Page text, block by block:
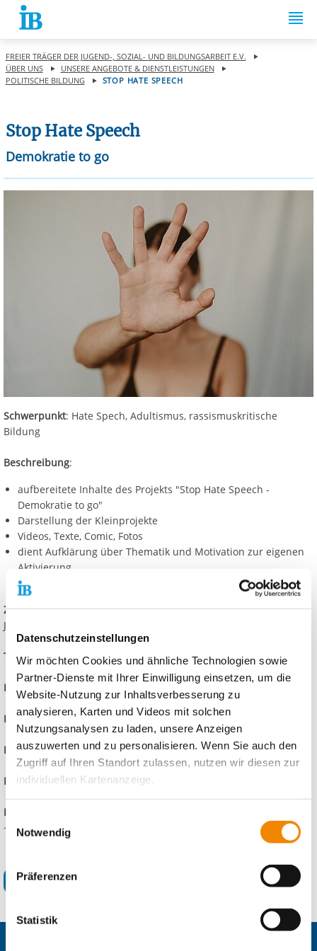
Datenschutzeinstellungen
Wir möchten Cookies und ähnliche Technologien sowie
Partner-Dienste mit Ihrer Einwilligung einsetzen, um die
Website-Nutzung zur Inhaltsverbesserung zu
analysieren, Karten und Videos mit solchen
Nutzungsanalysen zu laden, unsere Anzeigen
auszuwerten und zu personalisieren. Wenn Sie auch den
Zugriff auf Ihren Standort zulassen, nutzen wir diesen zur
individuellen Kartenanzeige.
unsere Partner Daten wie Ihre IP-Adresse und
verarbeiten diese zusammen mit Daten von anderen
Websites. Die Partner erkennen mitunter auch, wenn Sie
zum Website-Besuch verschiedene Geräte verwenden,
kann die Datenübertragung in Drittländer (insb. die USA)
nicht ausgeschlossen werden. Dort ist kein der EU
Einwilligungsauswahl
Notwendig
Präferenzen
Statistik
Springe zum Inhalt
FREIER TRÄGER DER JUGEND-, SOZIAL- UND BILDUNGSARBEIT E.V.
ÜBER UNS
UNSERE ANGEBOTE & DIENSTLEISTUNGEN
POLITISCHE BILDUNG
STOP HATE SPEECH
Stop Hate Speech
Demokratie to go
Schwerpunkt: Hate Spech, Adultismus, rassismuskritische
Bildung
Beschreibung:
aufbereitete Inhalte des Projekts "Stop Hate Speech -
Demokratie to go"
Darstellung der Kleinprojekte
Videos, Texte, Comic, Fotos
dient Aufklärung über Thematik und Motivation zur eigenen
Aktivierung
kann mit Workshops oder "Führungen" begleitet werden
Zielgruppe: Jugendliche und junge Erwachsene zwischen 14-27
Jahre (wohnhaft in Hessen) und Multiplikator*innen
Teilnehmenden-Zahl: unbegrenzt
Format: Wanderausstellung
Präsenz/Digital: Präsenz
Dauer: ab 3 Tage
Preise(zzgl. Reisekosten): kostenfrei
Kontakt
+69 38031226 oder +49 15142128906,
E-Mail schreiben
für weitere Informationen hier klicken